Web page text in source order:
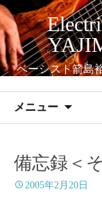
コ
ン
テ
ン
ツ
へ
ベーシスト箭島
メニュー
備忘録＜
2005年2月20日